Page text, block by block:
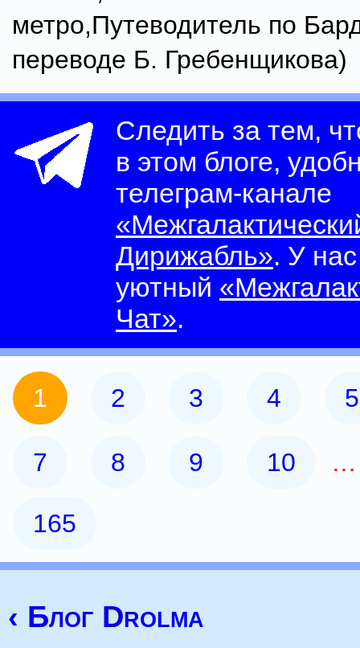
метро,Путеводитель по
переводе Б. Гребенщикова)
Следить за тем,
в этом блоге,
телеграм-канале
Дирижабль». У
уютный
Чат».
1 2 3 4 5
7 8 9 10
165
‹ Блог Drolma